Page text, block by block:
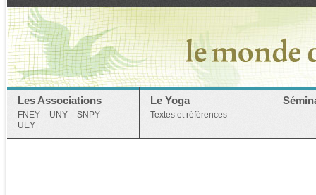
Les Associations
FNEY – UNY – SNPY –
UEY
Le Yoga
Textes et références